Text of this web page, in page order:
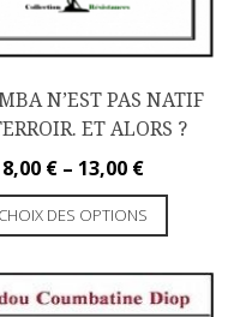
N’EST PAS NATIF
ET ALORS ?
8,00 €– 13,00 €
CHOIX DES OPTIONS